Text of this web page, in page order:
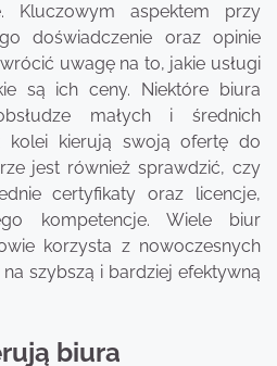
Kluczowym aspektem przy
doświadczenie oraz opinie
uwagę na to, jakie usługi
są ich ceny. Niektóre biura
małych i średnich
kolei kierują swoją ofertę do
jest również sprawdzić, czy
certyfikaty oraz licencje,
kompetencje. Wiele biur
korzysta z nowoczesnych
szybszą i bardziej efektywną
biura